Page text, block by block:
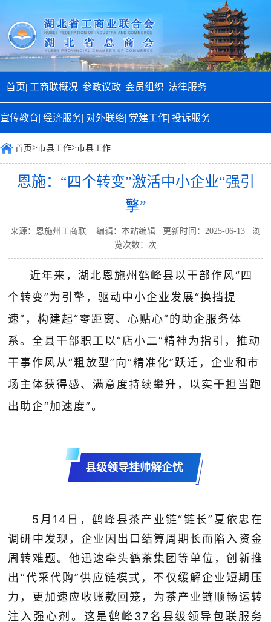
首页| 工商联概况| 参政议政| 会员组织| 法律服务
宣传教育| 经济服务| 对外联络| 党建工作| 投诉服务
首页>市县工作>市县工作
恩施：“四个转变”激活中小企业“强引
擎”
来源：恩施州工商联 编辑：本站编辑 更新时间：2025-06-13 浏
览次数： 次
近年来，湖北恩施州鹤峰县以干部作风“四
个转变”为引擎，驱动中小企业发展“换挡提
速”，构建起“零距离、心贴心”的助企服务体
系。全县干部职工以“店小二”精神为指引，推动
干事作风从“粗放型”向“精准化”跃迁，企业和市
场主体获得感、满意度持续攀升，以实干担当跑
出助企“加速度”。
县级领导挂帅解企忧
5月14日，鹤峰县茶产业链“链长”夏依忠在
调研中发现，企业因出口结算周期长而陷入资金
周转难题。他迅速牵头鹤茶集团等单位，创新推
出“代采代购”供应链模式，不仅缓解企业短期压
力，更加速应收账款回笼，为茶产业链顺畅运转
注入强心剂。这是鹤峰37名县级领导包联服务